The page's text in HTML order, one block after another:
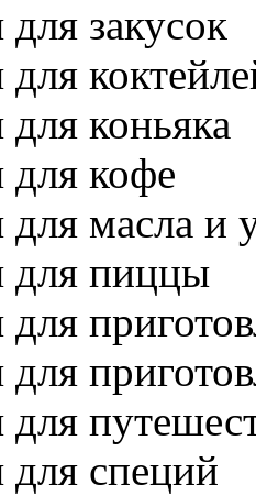
закусок
коньяка
кофе
масла и
для пиццы
специй